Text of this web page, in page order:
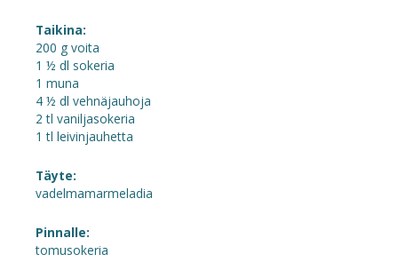
Taikina:
200 g voita
1 ½ dl sokeria
1 muna
4 ½ dl vehnäjauhoja
2 tl vaniljasokeria
1 tl leivinjauhetta
Täyte:
vadelmamarmeladia
Pinnalle:
tomusokeria